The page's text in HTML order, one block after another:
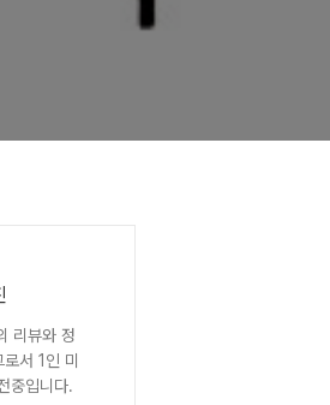
리뷰와 정
서 1인 미
중입니다.